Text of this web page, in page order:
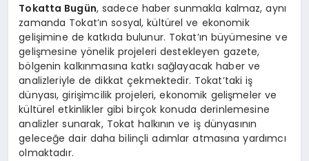
Tokatta Bugün, sadece haber sunmakla kalmaz, aynı
zamanda Tokat’ın sosyal, kültürel ve ekonomik
gelişimine de katkıda bulunur. Tokat’ın büyümesine ve
gelişmesine yönelik projeleri destekleyen gazete,
bölgenin kalkınmasına katkı sağlayacak haber ve
analizleriyle de dikkat çekmektedir. Tokat’taki iş
dünyası, girişimcilik projeleri, ekonomik gelişmeler ve
kültürel etkinlikler gibi birçok konuda derinlemesine
analizler sunarak, Tokat halkının ve iş dünyasının
geleceğe dair daha bilinçli adımlar atmasına yardımcı
olmaktadır.